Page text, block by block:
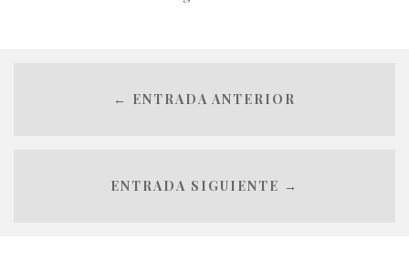
← ENTRADA ANTERIOR
ENTRADA SIGUIENTE →